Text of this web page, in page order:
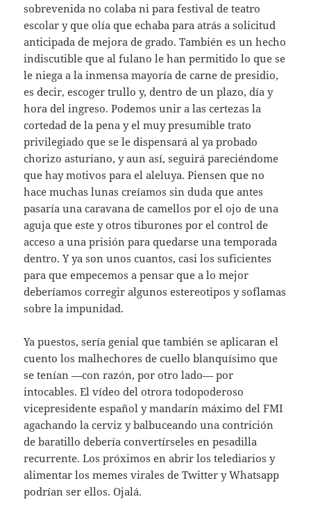
sobrevenida no colaba ni para festival de teatro
escolar y que olía que echaba para atrás a solicitud
anticipada de mejora de grado. También es un hecho
indiscutible que al fulano le han permitido lo que se
le niega a la inmensa mayoría de carne de presidio,
es decir, escoger trullo y, dentro de un plazo, día y
hora del ingreso. Podemos unir a las certezas la
cortedad de la pena y el muy presumible trato
privilegiado que se le dispensará al ya probado
chorizo asturiano, y aun así, seguirá pareciéndome
que hay motivos para el aleluya. Piensen que no
hace muchas lunas creíamos sin duda que antes
pasaría una caravana de camellos por el ojo de una
aguja que este y otros tiburones por el control de
acceso a una prisión para quedarse una temporada
dentro. Y ya son unos cuantos, casi los suficientes
para que empecemos a pensar que a lo mejor
deberíamos corregir algunos estereotipos y soflamas
sobre la impunidad.
Ya puestos, sería genial que también se aplicaran el
cuento los malhechores de cuello blanquísimo que
se tenían —con razón, por otro lado— por
intocables. El vídeo del otrora todopoderoso
vicepresidente español y mandarín máximo del FMI
agachando la cerviz y balbuceando una contrición
de baratillo debería convertírseles en pesadilla
recurrente. Los próximos en abrir los telediarios y
alimentar los memes virales de Twitter y Whatsapp
podrían ser ellos. Ojalá.